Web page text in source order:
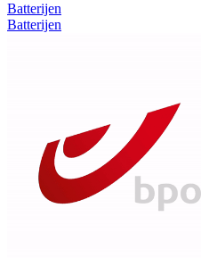
Batterijen
Batterijen